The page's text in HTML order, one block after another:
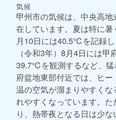
気候
甲州市の気候は、中央高
在しています。夏は特に
月10日には40.5℃を記録
（令和3年）8月4日には
39.7℃を観測するなど、猛
府盆地東部付近では、ヒ
温の空気が溜まりやすく
れやすくなっています。
り、熱帯夜となる日は少な